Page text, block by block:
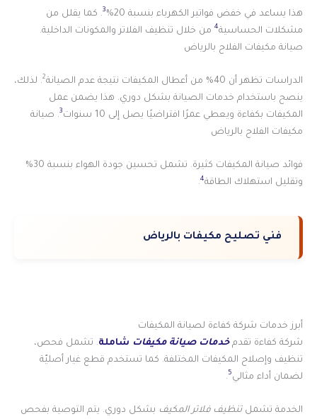
هذا يساعد في خفض فواتير الكهرباء بنسبة 20% 3. كما يقلل من
مشكلات الحساسية4 من خلال تنظيف الفلاتر والمكونات الداخلية.
صيانة مكيفات الفلاح بالرياض
الدراسات تظهر أن 40% من أعطال المكيفات نتيجة عدم الصيانة 2. لذلك،
ينصح باستخدام خدمات الصيانة بشكل دوري. هذا يضمن عمل
المكيفات بكفاءة ويعطي عمرًا افتراضيًا يصل إلى 10 سنوات
3. صيانة
مكيفات الفلاح بالرياض
فوائد صيانة المكيفات كثيرة. تشمل تحسين جودة الهواء بنسبة 30%
وتقليل استهلاك الطاقة4
.
فني تصليح مكيفات بالرياض
أبرز خدمات شركة كفاءة لصيانة المكيفات
شركة كفاءة تقدمخدمات صيانة مكيفات شاملة. تشمل فحص،
تنظيف وإصلاح المكيفات المختلفة. كما تستخدم قطع غيار أصليّة
لضمان أداء مثالي5
.
الخدمة تشملتنظيف فلاتر المكيف بشكل دوري. يتم التوصية بفحص